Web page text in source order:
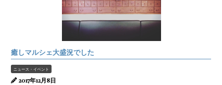
癒しマルシェ大盛況でした
ニュース・イベント
2017年12月8日